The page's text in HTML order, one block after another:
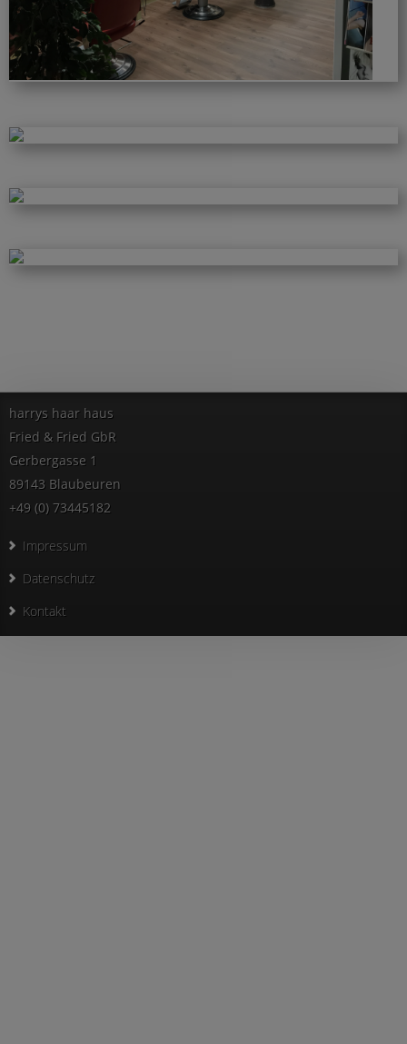
harrys haar haus
Fried & Fried GbR
Gerbergasse 1
89143 Blaubeuren
+49 (0) 73445182
Impressum
Datenschutz
Kontakt